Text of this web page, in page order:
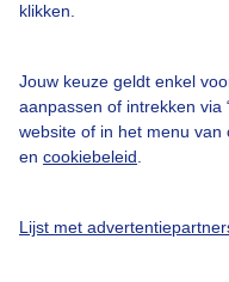
klikken.
Jouw keuze geldt enkel
aanpassen of intrekken via
website of in het menu
en cookiebeleid
Lijst met
Gratis weerdata
@BuienradarNL